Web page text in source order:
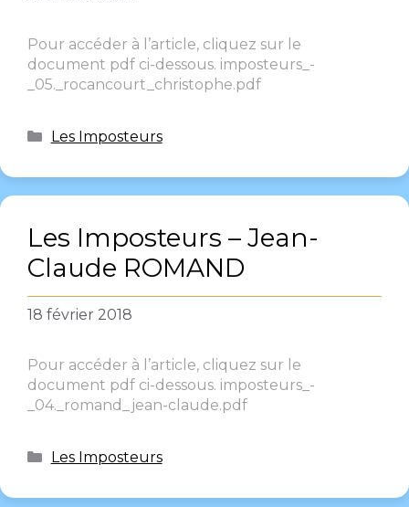
Pour accéder à l’article, cliquez sur le
document pdf ci-dessous. imposteurs_-
_05._rocancourt_christophe.pdf
Les Imposteurs
Les Imposteurs – Jean-
Claude ROMAND
18 février 2018
Pour accéder à l’article, cliquez sur le
document pdf ci-dessous. imposteurs_-
_04._romand_jean-claude.pdf
Les Imposteurs